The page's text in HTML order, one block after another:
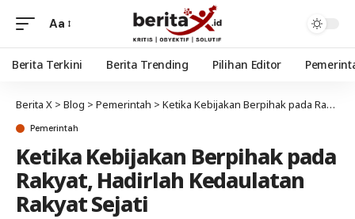
Aa
Berita Terkini Berita Trending Pilihan Editor
Berita X > Blog > Pemerintah > Ketika Kebijakan Berpihak pada Rakyat, Hadirlah Kedaulatan Rakyat Sejati
Pemerintah
Ketika Kebijakan Berpihak pada
Rakyat, Hadirlah Kedaulatan
Rakyat Sejati